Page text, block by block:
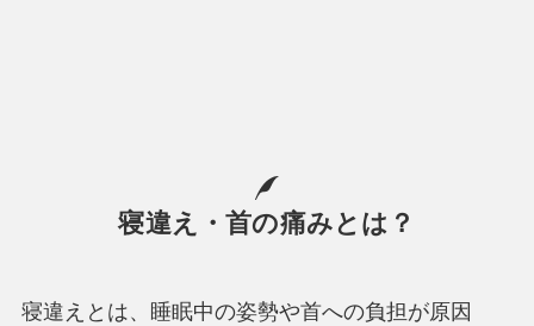
寝違え・首の痛みとは？
寝違えとは、睡眠中の姿勢や首への負担が原因